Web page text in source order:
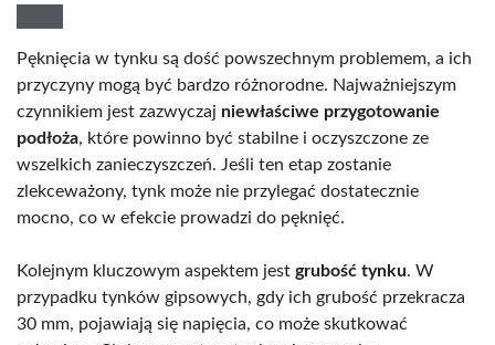
Pęknięcia w tynku są dość powszechnym problemem, a ich
przyczyny mogą być bardzo różnorodne. Najważniejszym
czynnikiem jest zazwyczaj niewłaściwe przygotowanie
podłoża, które powinno być stabilne i oczyszczone ze
wszelkich zanieczyszczeń. Jeśli ten etap zostanie
zlekceważony, tynk może nie przylegać dostatecznie
mocno, co w efekcie prowadzi do pęknięć.
Kolejnym kluczowym aspektem jest grubość tynku. W
przypadku tynków gipsowych, gdy ich grubość przekracza
30 mm, pojawiają się napięcia, co może skutkować